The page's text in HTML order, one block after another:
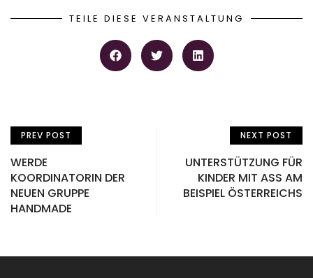
TEILE DIESE VERANSTALTUNG
PREV POST
WERDE
KOORDINATORIN DER
NEUEN GRUPPE
HANDMADE
NEXT POST
UNTERSTÜTZUNG FÜR
KINDER MIT ASS AM
BEISPIEL ÖSTERREICHS